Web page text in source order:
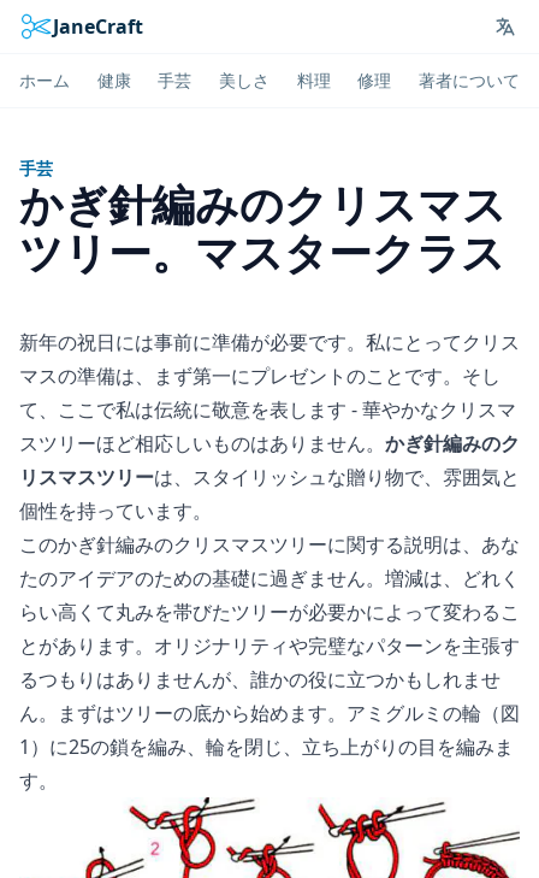
JaneCraft
ホーム 健康 手芸 美しさ 料理 修理 著者について
手芸
かぎ針編みのクリスマス
ツリー。マスタークラス
新年の祝日には事前に準備が必要です。私にとってクリス
マスの準備は、まず第一にプレゼントのことです。そし
て、ここで私は伝統に敬意を表します - 華やかなクリスマ
スツリーほど相応しいものはありません。 かぎ針編みのク
リスマスツリーは、スタイリッシュな贈り物で、雰囲気と
個性を持っています。
このかぎ針編みのクリスマスツリーに関する説明は、あな
たのアイデアのための基礎に過ぎません。増減は、どれく
らい高くて丸みを帯びたツリーが必要かによって変わるこ
とがあります。オリジナリティや完璧なパターンを主張す
るつもりはありませんが、誰かの役に立つかもしれませ
ん。まずはツリーの底から始めます。アミグルミの輪（図
1）に25の鎖を編み、輪を閉じ、立ち上がりの目を編みま
す。